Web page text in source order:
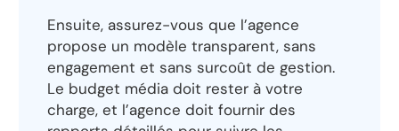
Ensuite, assurez-vous que l’agence
propose un modèle transparent, sans
engagement et sans surcoût de gestion.
Le budget média doit rester à votre
charge, et l’agence doit fournir des